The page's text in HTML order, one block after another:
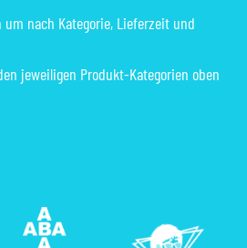
nach Kategorie, Lieferzeit und
jeweiligen Produkt-Kategorien oben